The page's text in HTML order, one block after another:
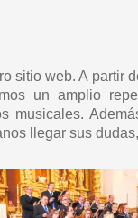
sitio web. A partir
un amplio
musicales.
llegar sus